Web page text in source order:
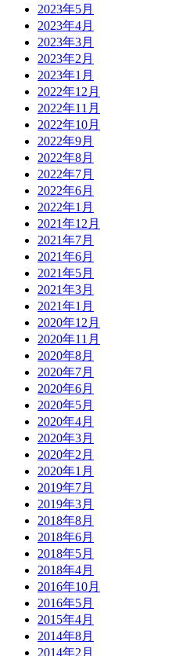
2023年5月
2023年4月
2023年3月
2023年2月
2023年1月
2022年12月
2022年11月
2022年10月
2022年9月
2022年8月
2022年7月
2022年6月
2022年1月
2021年12月
2021年7月
2021年6月
2021年5月
2021年3月
2021年1月
2020年12月
2020年11月
2020年8月
2020年7月
2020年6月
2020年5月
2020年4月
2020年3月
2020年2月
2020年1月
2019年7月
2019年3月
2018年8月
2018年6月
2018年5月
2018年4月
2016年10月
2016年5月
2015年4月
2014年8月
2014年2月